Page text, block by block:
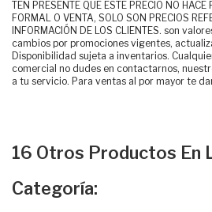
TEN PRESENTE QUE ESTE PRECIO NO
FORMAL O VENTA, SOLO SON PRECIOS
INFORMACIÓN DE LOS CLIENTES. son
cambios por promociones vigentes,
Disponibilidad sujeta a inventarios.
comercial no dudes en contactarnos,
a tu servicio. Para ventas al por mayor te
16 Otros Productos En
Categoría: